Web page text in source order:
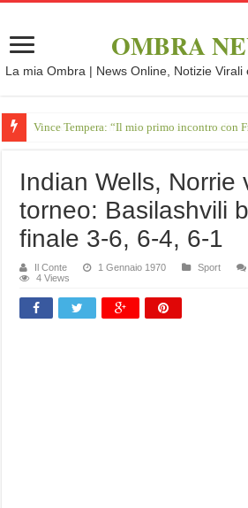
OMBRA
La mia Ombra | News Online, Notizie
Vince Tempera: “Il mio primo incontro con
Indian Wells, Norrie
torneo: Basilashvili
finale 3-6, 6-4, 6-1
Il Conte 1 Gennaio 1970 Sport
4 Views